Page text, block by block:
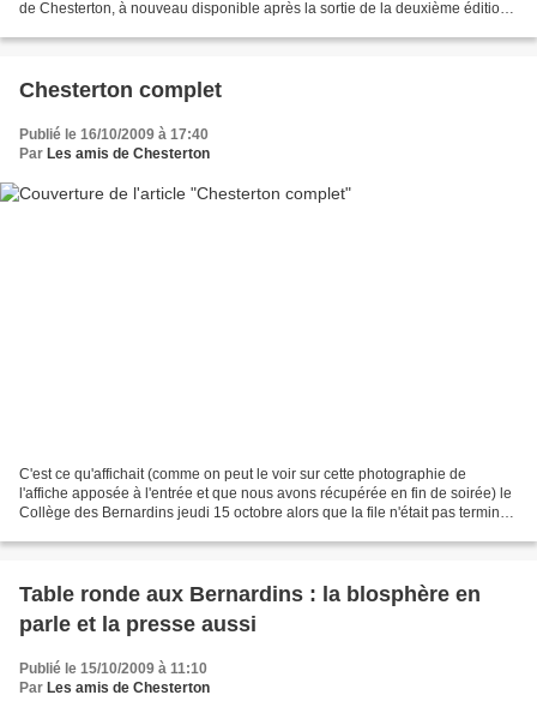
de Chesterton, à nouveau disponible après la sortie de la deuxième édition,
Chesterton complet
Publié le 16/10/2009 à 17:40
Par Les amis de Chesterton
C'est ce qu'affichait (comme on peut le voir sur cette photographie de
l'affiche apposée à l'entrée et que nous avons récupérée en fin de soirée) le
Collège des Bernardins jeudi 15 octobre alors que la file n'était pas terminée
Table ronde aux Bernardins : la blosphère en
parle et la presse aussi
Publié le 15/10/2009 à 11:10
Par Les amis de Chesterton